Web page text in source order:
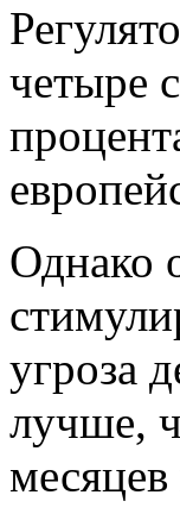
четыре
Однако
угроза
лучше,
месяцев